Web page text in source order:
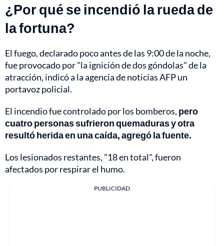
¿Por qué se incendió la rueda de
la fortuna?
El fuego, declarado poco antes de las 9:00 de la noche,
fue provocado por "la ignición de dos góndolas" de la
atracción, indicó a la agencia de noticias AFP un
portavoz policial.
El incendio fue controlado por los bomberos, pero
cuatro personas sufrieron quemaduras y otra
resultó herida en una caída, agregó la fuente.
Los lesionados restantes, "18 en total", fueron
afectados por respirar el humo.
PUBLICIDAD